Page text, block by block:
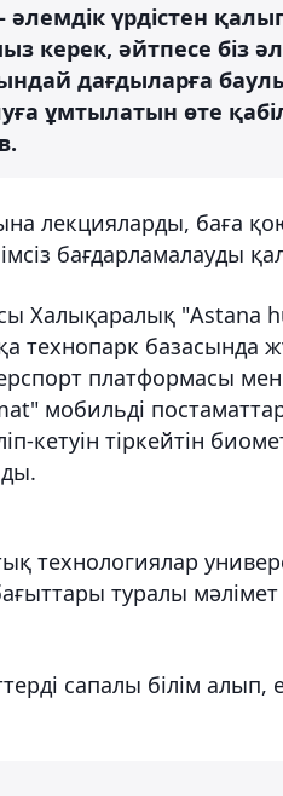
үрдістен
әйтпесе біз
дағдыларға
ұмтылатын өте
лекцияларды, баға қою
бағдарламалауды
Халықаралық "Astana
технопарк базасында
платформасы
мобильді
кетуін тіркейтін
технологиялар
туралы мәлімет
сапалы білім алып,